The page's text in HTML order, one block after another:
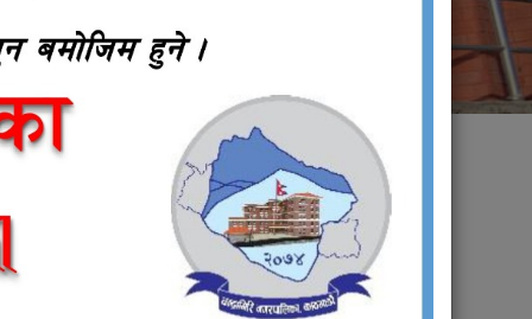
!
जनप्रतिनिधि